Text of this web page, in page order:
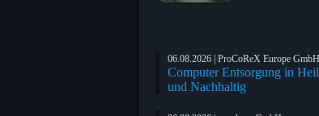
06.08.2026 | ProCoReX Europe GmbH
Computer Entsorgung in
und Nachhaltig